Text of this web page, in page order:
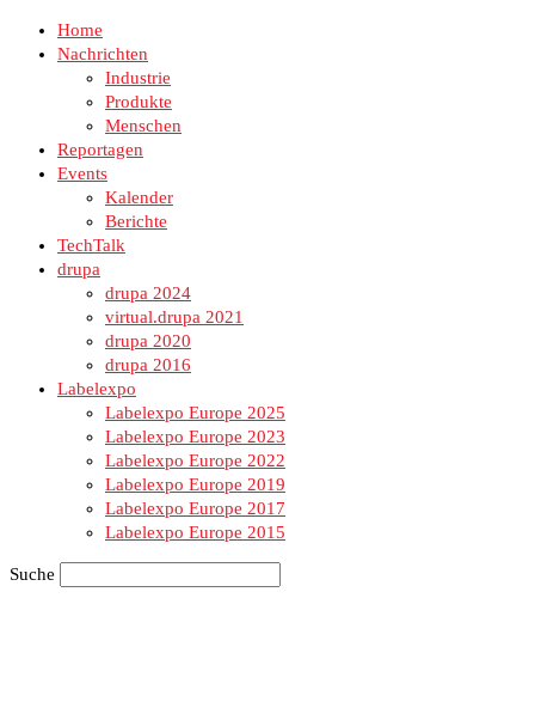
Home
Nachrichten
Industrie
Produkte
Menschen
Reportagen
Events
Kalender
Berichte
TechTalk
drupa
drupa 2024
virtual.drupa 2021
drupa 2020
drupa 2016
Labelexpo
Labelexpo Europe 2025
Labelexpo Europe 2023
Labelexpo Europe 2022
Labelexpo Europe 2019
Labelexpo Europe 2017
Labelexpo Europe 2015
Suche